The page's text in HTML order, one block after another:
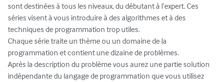
sont destinées à tous les niveaux, du débutant à l’expert. Ces
séries visent à vous introduire à des algorithmes et à des
techniques de programmation trop utiles.
Chaque série traite un thème ou un domaine de la
programmation et contient une dizaine de problèmes.
Après la description du problème vous aurez une partie solution
indépendante du langage de programmation que vous utilisez